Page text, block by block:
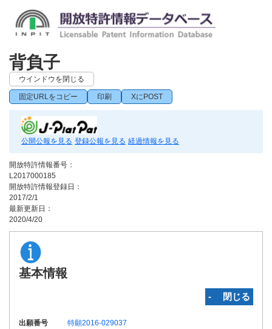
背負子
ウインドウを閉じる
固定URLをコピー 印刷 XにPOST
公開公報を見る 登録公報を見る 経過情報を見る
開放特許情報番号：
L2017000185
開放特許情報登録日：
2017/2/1
最新更新日：
2020/4/20
基本情報
‐ 閉じる
出願番号
特願2016-029037